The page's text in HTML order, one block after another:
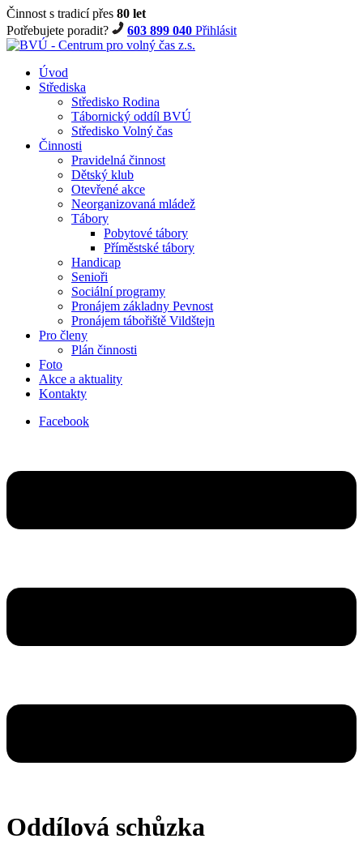
Činnost s tradicí přes 80 let
Potřebujete poradit?
603 899 040 Přihlásit
Úvod
Střediska
Středisko Rodina
Tábornický oddíl BVÚ
Středisko Volný čas
Činnosti
Pravidelná činnost
Dětský klub
Otevřené akce
Neorganizovaná mládež
Tábory
Pobytové tábory
Příměstské tábory
Handicap
Senioři
Sociální programy
Pronájem základny Pevnost
Pronájem tábořiště Vildštejn
Pro členy
Plán činnosti
Foto
Akce a aktuality
Kontakty
Facebook
Oddílová schůzka